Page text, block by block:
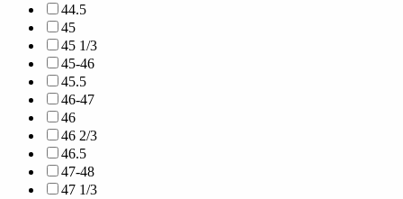
44.5
45
45 1/3
45-46
45.5
46-47
46
46 2/3
46.5
47-48
47 1/3